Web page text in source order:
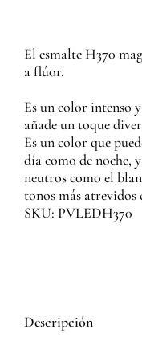
El esmalte H370
a flúor.
Es un color intenso
añade un toque
Es un color que
día como de noche,
neutros como el
tonos más
SKU: PVLEDH370
Descripción